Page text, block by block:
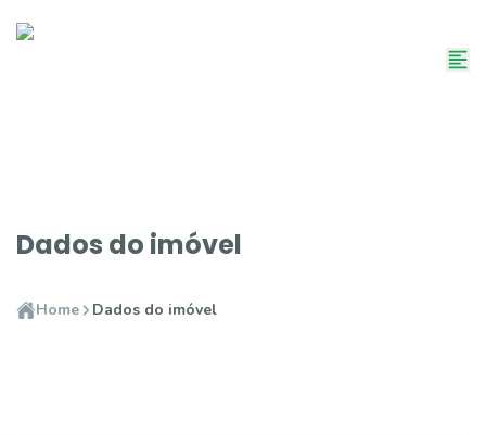
Dados do imóvel
Home Dados do imóvel